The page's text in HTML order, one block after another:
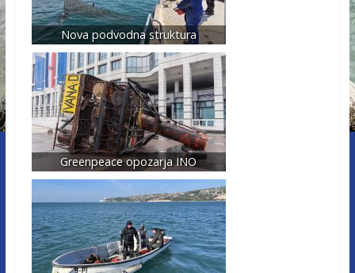
Nova podvodna struktura
Greenpeace opozarja INO